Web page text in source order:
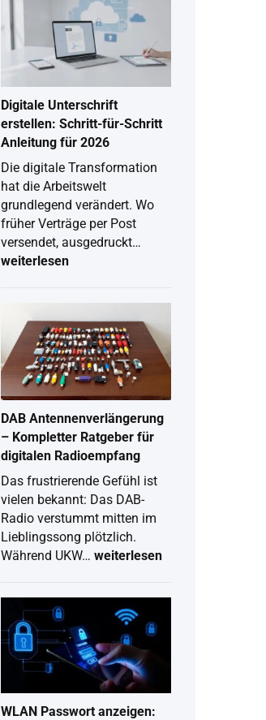
Digitale Unterschrift
erstellen: Schritt-für-Schritt
Anleitung für 2026
Die digitale Transformation
hat die Arbeitswelt
grundlegend verändert. Wo
früher Verträge per Post
versendet, ausgedruckt…
Digitale
Schritt
Anleitung
für
2026
weiterlesen
DAB Antennenverlängerung
– Kompletter Ratgeber für
digitalen Radioempfang
Das frustrierende Gefühl ist
vielen bekannt: Das DAB-
Radio verstummt mitten im
Lieblingssong plötzlich.
Während UKW…
Kompletter
Ratgeber
für
digitalen
Radioempfang
weiterlesen
WLAN Passwort anzeigen: